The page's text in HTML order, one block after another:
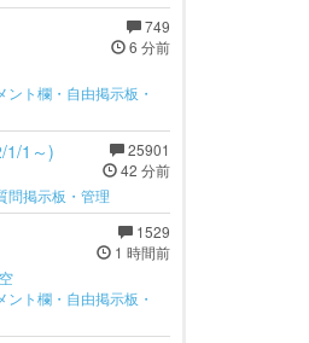
749
6 分前
ト欄・自由掲示板・
25901
42 分前
1/1～)
問掲示板・管理
1529
1 時間前
ト欄・自由掲示板・